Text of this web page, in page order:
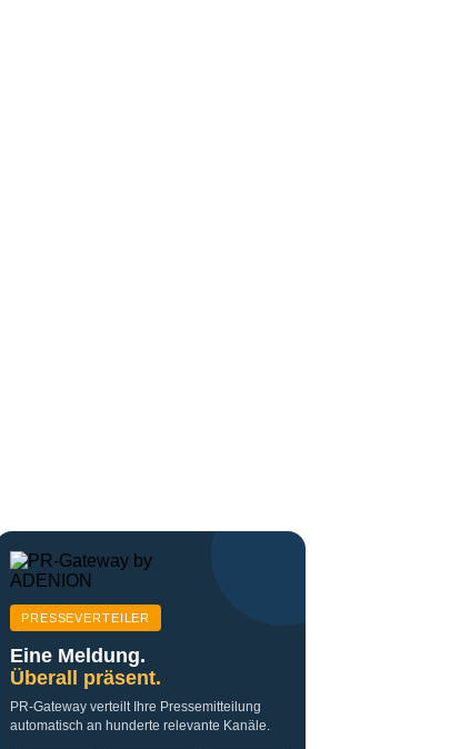
PRESSEVERTEILER
Eine Meldung.
Überall präsent.
PR-Gateway verteilt Ihre Pressemitteilung
automatisch an hunderte relevante Kanäle.